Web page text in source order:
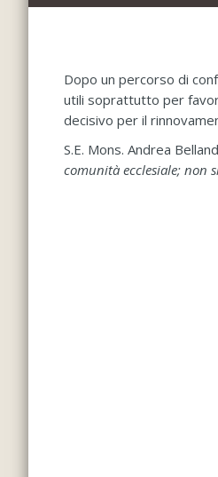
Dopo un percorso di
utili soprattutto per
decisivo per il
S.E. Mons. Andrea
comunità ecclesiale; non